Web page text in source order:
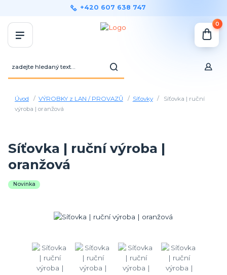
+420 607 638 747
0
Úvod VÝROBKY z LAN / PROVAZŮ Síťovky
Síťovka | ruční
výroba | oranžová
Síťovka | ruční výroba |
oranžová
Novinka